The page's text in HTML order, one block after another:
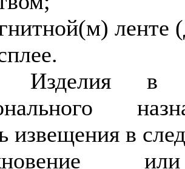
ленте
Изделия в
извещения в